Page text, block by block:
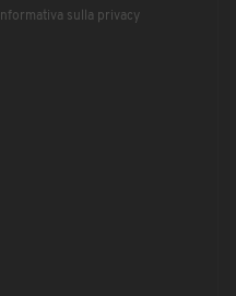
Informativa sulla privacy